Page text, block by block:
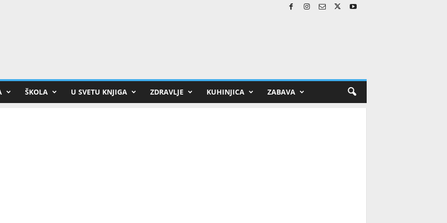
ŠKOLA U SVETU KNJIGA ZDRAVLJE KUHINJICA ZABAVA